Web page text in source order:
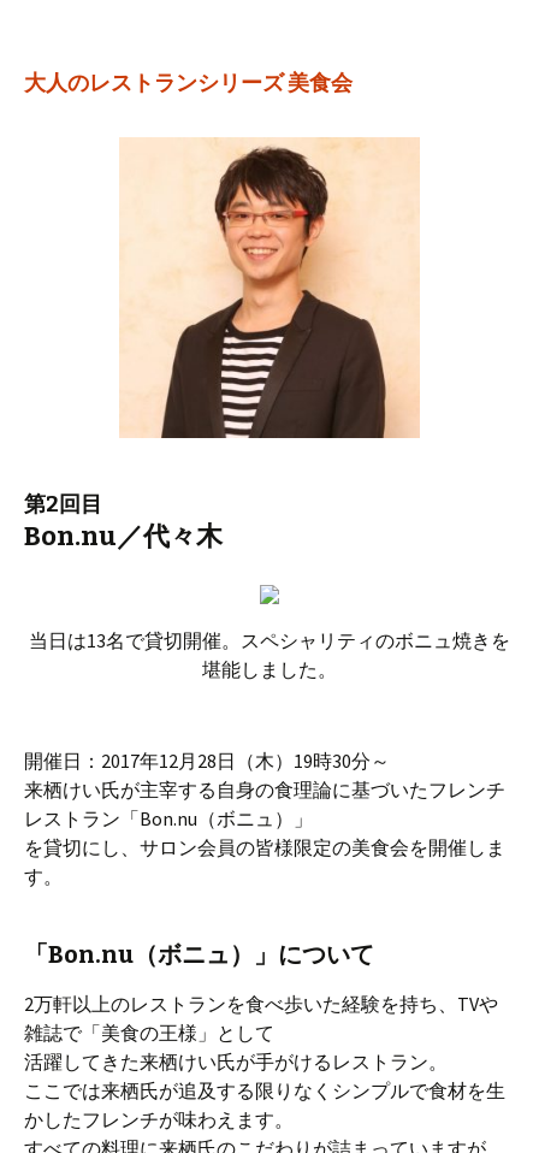
大人のレストランシリーズ 美食会
第2回目
Bon.nu／代々木
当日は13名で貸切開催。スペシャリティのボニュ焼きを
堪能しました。
開催日：2017年12月28日（木）19時30分～
来栖けい氏が主宰する自身の食理論に基づいたフレンチ
レストラン「Bon.nu（ボニュ）」
を貸切にし、サロン会員の皆様限定の美食会を開催しま
す。
「Bon.nu（ボニュ）」について
2万軒以上のレストランを食べ歩いた経験を持ち、TVや
雑誌で「美食の王様」として
活躍してきた来栖けい氏が手がけるレストラン。
ここでは来栖氏が追及する限りなくシンプルで食材を生
かしたフレンチが味わえます。
すべての料理に来栖氏のこだわりが詰まっていますが、